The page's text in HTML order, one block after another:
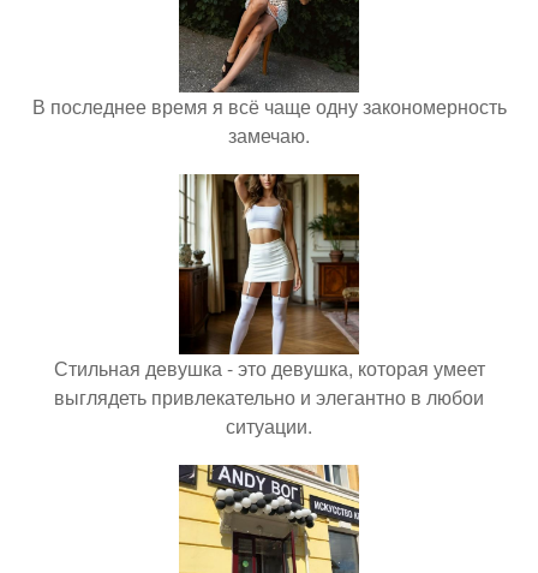
В последнее время я всё чаще одну закономерность
замечаю.
Стильная девушка - это девушка, которая умеет
выглядеть привлекательно и элегантно в любои
ситуации.